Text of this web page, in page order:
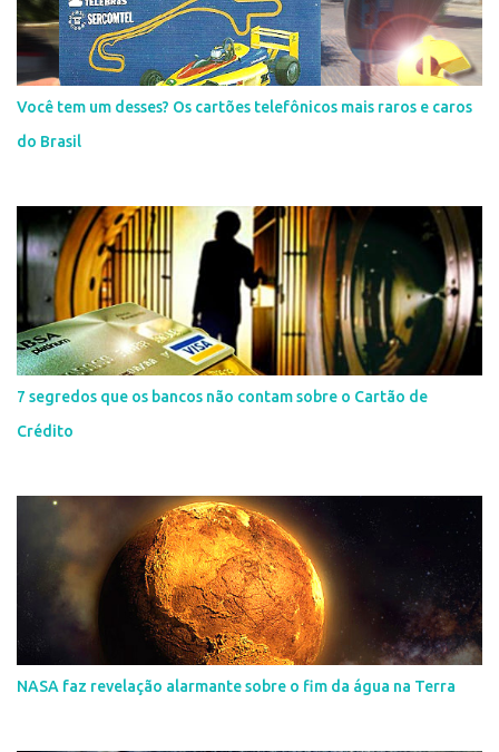
Você tem um desses? Os cartões telefônicos mais raros e caros
do Brasil
7 segredos que os bancos não contam sobre o Cartão de
Crédito
NASA faz revelação alarmante sobre o fim da água na Terra